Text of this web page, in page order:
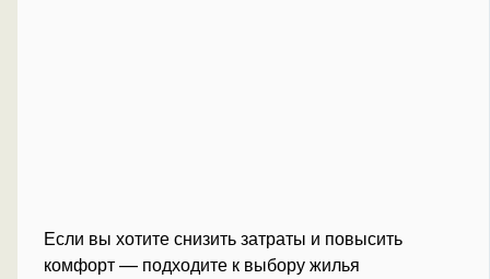
Если вы хотите снизить затраты и повысить
комфорт — подходите к выбору жилья